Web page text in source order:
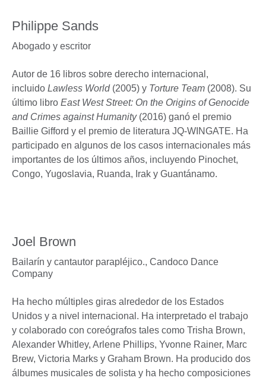
Philippe Sands
Abogado y escritor
Autor de 16 libros sobre derecho internacional,
incluido Lawless World(2005) y Torture Team (2008). Su
último libro East West Street: On the Origins of Genocide
and Crimes against Humanity(2016) ganó el premio
Baillie Gifford y el premio de literatura JQ-WINGATE. Ha
participado en algunos de los casos internacionales más
importantes de los últimos años, incluyendo Pinochet,
Congo, Yugoslavia, Ruanda, Irak y Guantánamo.
Joel Brown
Bailarín y cantautor parapléjico., Candoco Dance
Company
Ha hecho múltiples giras alrededor de los Estados
Unidos y a nivel internacional. Ha interpretado el trabajo
y colaborado con coreógrafos tales como Trisha Brown,
Alexander Whitley, Arlene Phillips, Yvonne Rainer, Marc
Brew, Victoria Marks y Graham Brown. Ha producido dos
álbumes musicales de solista y ha hecho composiciones